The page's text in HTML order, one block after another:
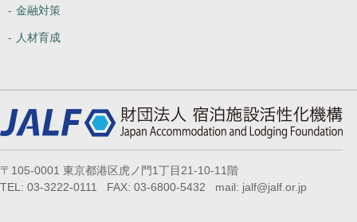
金融対策
人材育成
〒105-0001 東京都港区虎ノ門1丁目21-10-11階
TEL: 03-3222-0111 FAX: 03-6800-5432 mail: jalf@jalf.or.jp